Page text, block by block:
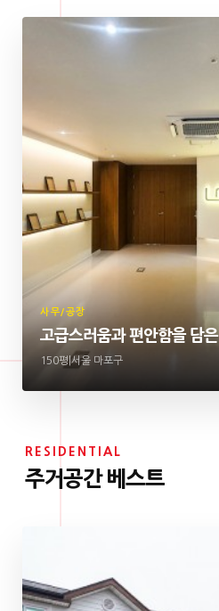
사무/공장
150평|서울 마포구
RESIDENTIAL
주거공간 베스트